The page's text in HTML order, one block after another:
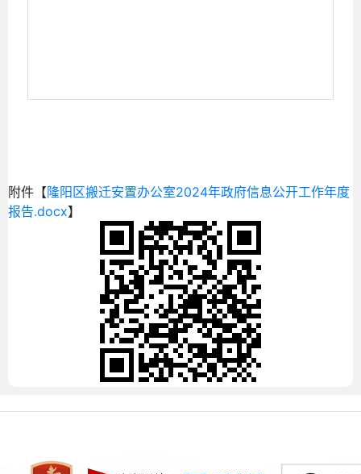
附件【隆阳区搬迁安置办公室2024年政府信息公开工作年度
报告.docx】